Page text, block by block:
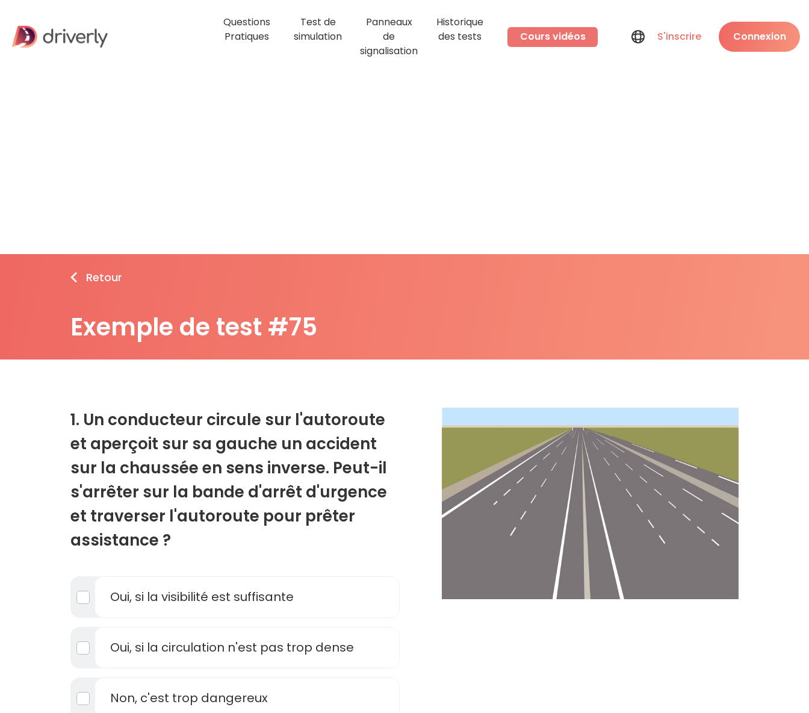
Questions
Pratiques
Test de
simulation
Panneaux
de
signalisation
Historique
des tests
Cours vidéos S'inscrire Connexion
Retour
Exemple de test #75
1. Un conducteur circule sur l'autoroute
et aperçoit sur sa gauche un accident
sur la chaussée en sens inverse. Peut-il
s'arrêter sur la bande d'arrêt d'urgence
et traverser l'autoroute pour prêter
assistance ?
Oui, si la visibilité est suffisante
Oui, si la circulation n'est pas trop dense
Non, c'est trop dangereux